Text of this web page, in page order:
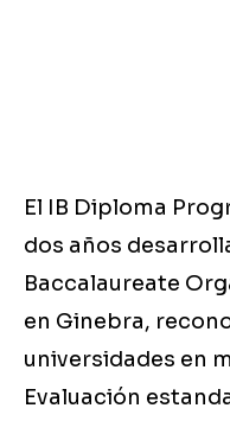
El IB Diploma
dos años
Baccalaureate
en Ginebra,
universidades en
Evaluación